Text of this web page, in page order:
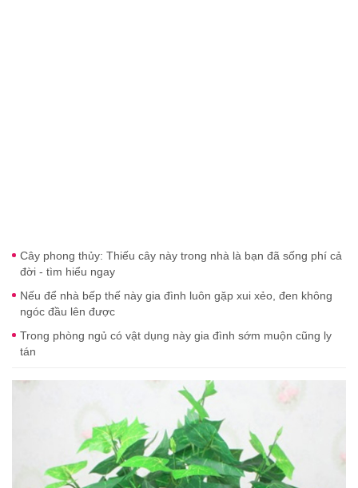
Cây phong thủy: Thiếu cây này trong nhà là bạn đã sống phí cả
đời - tìm hiểu ngay
Nếu để nhà bếp thế này gia đình luôn gặp xui xẻo, đen không
ngóc đầu lên được
Trong phòng ngủ có vật dụng này gia đình sớm muộn cũng ly
tán